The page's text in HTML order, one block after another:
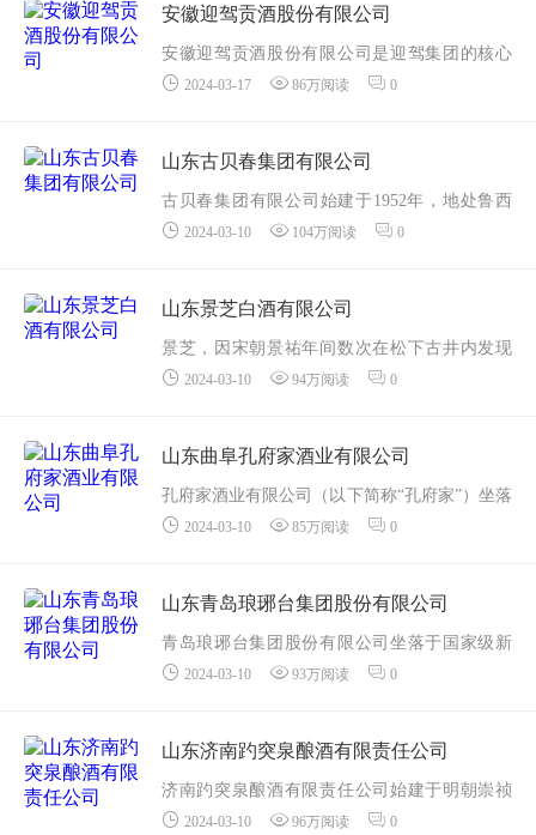
古井贡酒股份有限公司为核心的国家大型一档
企...
安徽迎驾贡酒股份有限公司
安徽迎驾贡酒股份有限公司是迎驾集团的核心
企业，入选中华人民共和国工业和信息化部发
司坐落于世界美酒特色产区、首批国家级生态
保护...
2024-03-17 86万阅读 0
山东古贝春集团有限公司
古贝春集团有限公司始建于1952年，地处鲁西
北平原，京杭大运河畔，1999年改制为股份制
至上世纪九十年代中期的第一次创业...
2024-03-10 104万阅读 0
山东景芝白酒有限公司
景芝，因宋朝景祐年间数次在松下古井内发现
灵芝而得名，是著名的北方酒镇，已有5000年
久的历史文化，孕育了中华人类酿酒始祖、开
创了中国芝...
2024-03-10 94万阅读 0
山东曲阜孔府家酒业有限公司
孔府家酒业有限公司（以下简称“孔府家”）坐落
于古老而又美丽的东方圣城——曲阜。这里是
人孔子的故乡，是国务院...
2024-03-10 85万阅读 0
山东青岛琅琊台集团股份有限公司
青岛琅琊台集团股份有限公司坐落于国家级新
区——青岛西海岸新区。公司始建于1958年，
化企业集团，下设青岛琅琊台酒销售有...
2024-03-10 93万阅读 0
山东济南趵突泉酿酒有限责任公司
济南趵突泉酿酒有限责任公司始建于明朝崇祯
年间，战争年代由鲁中军区掌管，建国后历经
2024-03-10 96万阅读 0